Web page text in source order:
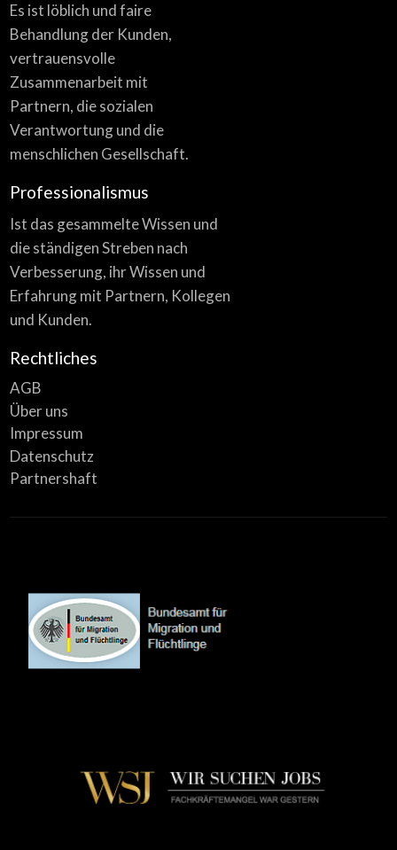
Es ist löblich und faire
Behandlung der Kunden,
vertrauensvolle
Zusammenarbeit mit
Partnern, die sozialen
Verantwortung und die
menschlichen Gesellschaft.
Professionalismus
Ist das gesammelte Wissen und
die ständigen Streben nach
Verbesserung, ihr Wissen und
Erfahrung mit Partnern, Kollegen
und Kunden.
Rechtliches
AGB
Über uns
Impressum
Datenschutz
Partnershaft